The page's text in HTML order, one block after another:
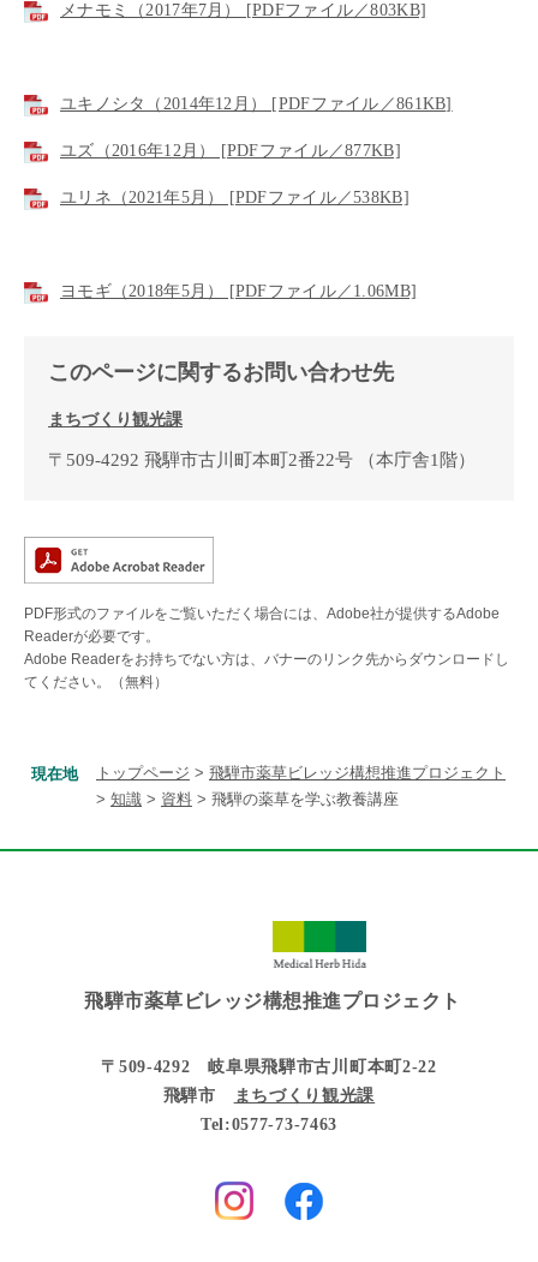
現在地 トップページ > 飛騨市薬草ビレッジ構想推進プロジェクト
> 知識 > 資料 > 飛騨の薬草を学ぶ教養講座
メナモミ（2017年7月） [PDFファイル／803KB]
ユキノシタ（2014年12月） [PDFファイル／861KB]
ユズ（2016年12月） [PDFファイル／877KB]
ユリネ（2021年5月） [PDFファイル／538KB]
ヨモギ（2018年5月） [PDFファイル／1.06MB]
このページに関するお問い合わせ先
まちづくり観光課
〒509-4292 飛騨市古川町本町2番22号 （本庁舎1階）
PDF形式のファイルをご覧いただく場合には、Adobe社が提供するAdobe
Readerが必要です。
Adobe Readerをお持ちでない方は、バナーのリンク先からダウンロードし
てください。（無料）
飛騨市薬草ビレッジ構想推進プロジェクト
〒509-4292 岐阜県飛騨市古川町本町2-22
飛騨市
まちづくり観光課
Tel:0577-73-7463